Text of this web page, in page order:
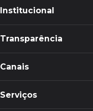
Institucional
Transparência
Canais
Serviços